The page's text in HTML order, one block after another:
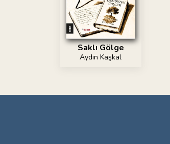
Saklı Gölge
Aydın Kaşkal